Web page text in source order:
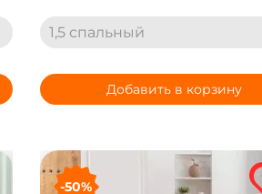
1,5 спальный
Добавить в корзину
-50%